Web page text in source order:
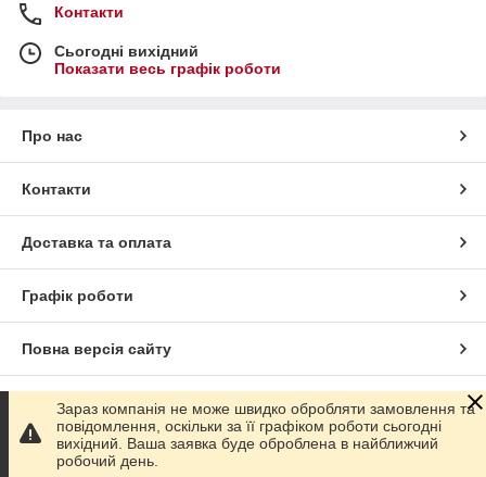
Контакти
Сьогодні вихідний
Показати весь графік роботи
Про нас
Контакти
Доставка та оплата
Графік роботи
Повна версія сайту
Сайт створено на маркетплейсі Prom.ua
Політика конфіденційності
Зараз компанія не може швидко обробляти замовлення та
повідомлення, оскільки за її графіком роботи сьогодні
вихідний. Ваша заявка буде оброблена в найближчий
робочий день.